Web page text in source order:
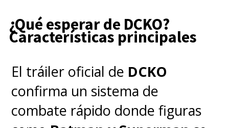
¿Qué esperar de DCKO?
Características principales
El tráiler oficial de DCKO
confirma un sistema de
combate rápido donde figuras